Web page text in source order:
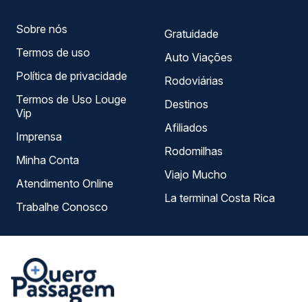
Sobre nós
Termos de uso
Política de privacidade
Termos de Uso Louge
Vip
Imprensa
Minha Conta
Atendimento Online
Trabalhe Conosco
Gratuidade
Auto Viações
Rodoviárias
Destinos
Afiliados
Rodomilhas
Viajo Mucho
La terminal Costa Rica